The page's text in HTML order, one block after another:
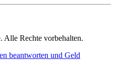
Rechte vorbehalten.